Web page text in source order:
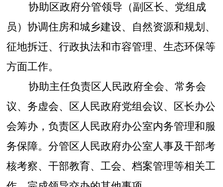
协助区政府分管领导（副区长、党组成
员）协调住房和城乡建设、 自然资源和规划、
征地拆迁、 行政执法和市容管理、 生态环保等
方面工作。
协助主任负责区人民政府全会、常务会
议、务虚会、区人民政府党组会议、区长办公
会筹办，负责区人民政府办公室内务管理和服
务保障。分管区人民政府办公室人事及干部考
核考察、干部教育、工会、档案管理等相关工